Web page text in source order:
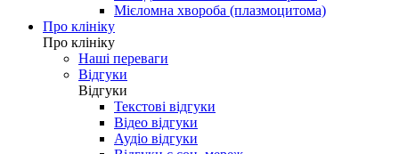
Мієломна хвороба (плазмоцитома)
Про клініку
Про клініку
Наші переваги
Відгуки
Відгуки
Текстові відгуки
Відео відгуки
Аудіо відгуки